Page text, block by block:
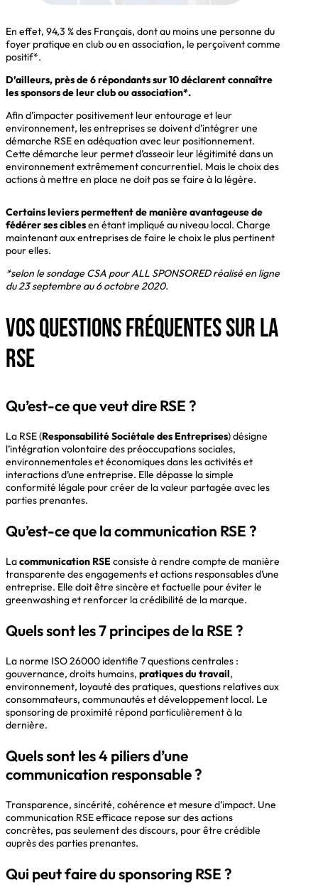
En effet, 94,3 % des Français, dont au moins une personne du
foyer pratique en club ou en association, le perçoivent comme
positif*.
D’ailleurs, près de 6 répondants sur 10 déclarent connaître
les sponsors de leur club ou association*.
Afin d’impacter positivement leur entourage et leur
environnement, les entreprises se doivent d’intégrer une
démarche RSE en adéquation avec leur positionnement.
Cette démarche leur permet d’asseoir leur légitimité dans un
environnement extrêmement concurrentiel. Mais le choix des
actions à mettre en place ne doit pas se faire à la légère.
Certains leviers permettent de manière avantageuse de
fédérer ses ciblesen étant impliqué au niveau local. Charge
maintenant aux entreprises de faire le choix le plus pertinent
pour elles.
*selon le sondage CSA pour ALL SPONSORED réalisé en ligne
du 23 septembre au 6 octobre 2020.
VOS QUESTIONS FRÉQUENTES SUR LA
RSE
Qu’est-ce que veut dire RSE ?
La RSE (Responsabilité Sociétale des Entreprises) désigne
l’intégration volontaire des préoccupations sociales,
environnementales et économiques dans les activités et
interactions d’une entreprise. Elle dépasse la simple
conformité légale pour créer de la valeur partagée avec les
parties prenantes.
Qu’est-ce que la communication RSE ?
Lacommunication RSE consiste à rendre compte de manière
transparente des engagements et actions responsables d’une
entreprise. Elle doit être sincère et factuelle pour éviter le
greenwashing et renforcer la crédibilité de la marque.
Quels sont les 7 principes de la RSE ?
La norme ISO 26000 identifie 7 questions centrales :
gouvernance, droits humains, pratiques du travail,
environnement, loyauté des pratiques, questions relatives aux
consommateurs, communautés et développement local. Le
sponsoring de proximité répond particulièrement à la
dernière.
Quels sont les 4 piliers d’une
communication responsable ?
Transparence, sincérité, cohérence et mesure d’impact. Une
communication RSE efficace repose sur des actions
concrètes, pas seulement des discours, pour être crédible
auprès des parties prenantes.
Qui peut faire du sponsoring RSE ?